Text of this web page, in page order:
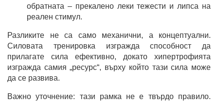
обратната – прекалено леки тежести и липса на
реален стимул.
Разликите не са само механични, а концептуални.
Силовата тренировка изгражда способност да
прилагате сила ефективно, докато хипертрофията
изгражда самия „ресурс“, върху който тази сила може
да се развива.
Важно уточнение: тази рамка не е твърдо правило.